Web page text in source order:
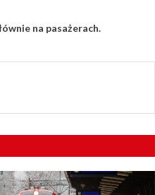
na pasażerach.